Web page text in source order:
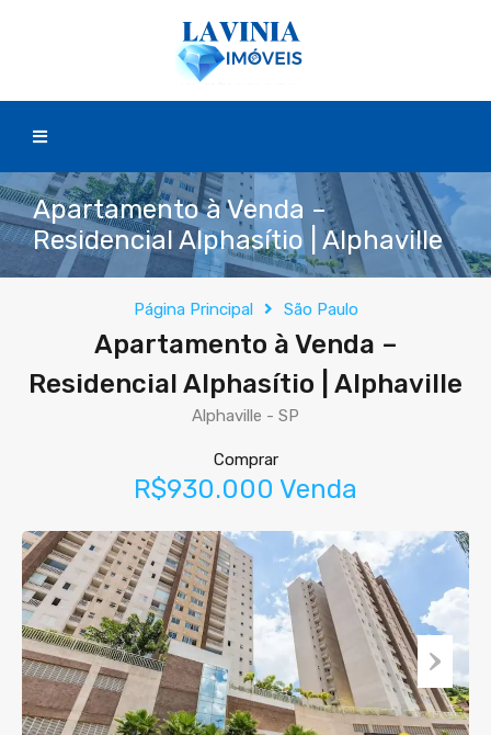
Apartamento à Venda –
Residencial Alphasítio | Alphaville
Página Principal São Paulo
Apartamento à Venda –
Residencial Alphasítio | Alphaville
Alphaville - SP
Comprar
R$930.000 Venda